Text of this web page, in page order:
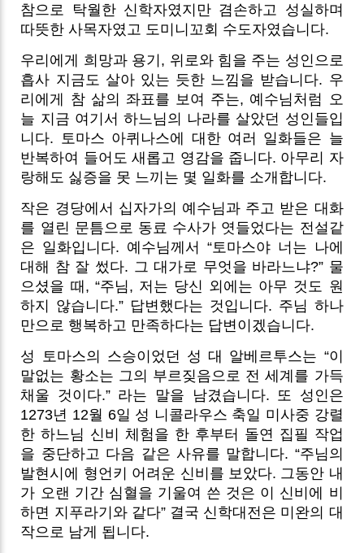
참으로 탁월한 신학자였지만 겸손하고 성실하며
따뜻한 사목자였고 도미니꼬회 수도자였습니다.
우리에게 희망과 용기, 위로와 힘을 주는 성인으로
흡사 지금도 살아 있는 듯한 느낌을 받습니다. 우
리에게 참 삶의 좌표를 보여 주는, 예수님처럼 오
늘 지금 여기서 하느님의 나라를 살았던 성인들입
니다. 토마스 아퀴나스에 대한 여러 일화들은 늘
반복하여 들어도 새롭고 영감을 줍니다. 아무리 자
랑해도 싫증을 못 느끼는 몇 일화를 소개합니다.
작은 경당에서 십자가의 예수님과 주고 받은 대화
를 열린 문틈으로 동료 수사가 엿들었다는 전설같
은 일화입니다. 예수님께서 “토마스야 너는 나에
대해 참 잘 썼다. 그 대가로 무엇을 바라느냐?” 물
으셨을 때, “주님, 저는 당신 외에는 아무 것도 원
하지 않습니다.” 답변했다는 것입니다. 주님 하나
만으로 행복하고 만족하다는 답변이겠습니다.
성 토마스의 스승이었던 성 대 알베르투스는 “이
말없는 황소는 그의 부르짖음으로 전 세계를 가득
채울 것이다.” 라는 말을 남겼습니다. 또 성인은
1273년 12월 6일 성 니콜라우스 축일 미사중 강렬
한 하느님 신비 체험을 한 후부터 돌연 집필 작업
을 중단하고 다음 같은 사유를 말합니다. “주님의
발현시에 형언키 어려운 신비를 보았다. 그동안 내
가 오랜 기간 심혈을 기울여 쓴 것은 이 신비에 비
하면 지푸라기와 같다” 결국 신학대전은 미완의 대
작으로 남게 됩니다.